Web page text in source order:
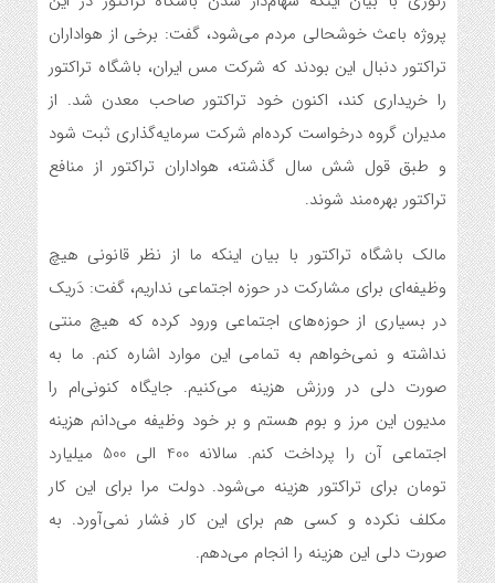
پروژه باعث خوشحالی مردم می‌شود، گفت: برخی از هواداران
تراکتور دنبال این بودند که شرکت مس ایران، باشگاه تراکتور
را خریداری کند، اکنون خود تراکتور صاحب معدن شد. از
مدیران گروه درخواست کرده‌ام شرکت سرمایه‌گذاری ثبت شود
و طبق قول شش سال گذشته، هواداران تراکتور از منافع
تراکتور بهره‌مند شوند.
مالک باشگاه تراکتور با بیان اینکه ما از نظر قانونی هیچ
وظیفه‌ای برای مشارکت در حوزه اجتماعی نداریم، گفت: دَریک
در بسیاری از حوزه‌های اجتماعی ورود کرده که هیچ منتی
نداشته و نمی‌خواهم به تمامی این موارد اشاره کنم. ما به
صورت دلی در ورزش هزینه می‌کنیم. جایگاه کنونی‌ام را
مدیون این مرز و بوم هستم و بر خود وظیفه می‌دانم هزینه
اجتماعی آن را پرداخت کنم. سالانه 400 الی 500 میلیارد
تومان برای تراکتور هزینه می‌شود. دولت مرا برای این کار
مکلف نکرده و کسی هم برای این کار فشار نمی‌آورد. به
صورت دلی این هزینه را انجام می‌دهم.